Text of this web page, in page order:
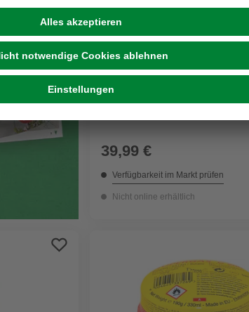
39,99 €
Verfügbarkeit im Markt prüfen
Nicht online erhältlich